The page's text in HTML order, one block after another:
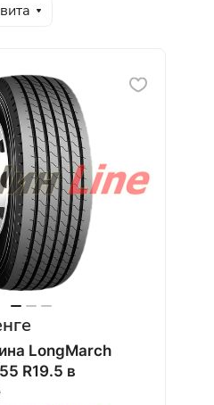
LongMarch